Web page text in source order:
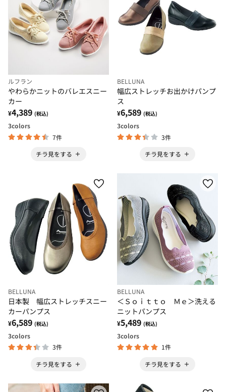
ルフラン
やわらかニットのバレエスニー
カー
¥4,389 (税込)
3colors
7件
チラ見をする
BELLUNA
幅広ストレッチお出かけパンプ
ス
¥6,589 (税込)
3colors
3件
チラ見をする
BELLUNA
日本製 幅広ストレッチスニー
カーパンプス
¥6,589 (税込)
3colors
3件
チラ見をする
BELLUNA
＜Ｓｏｉｔｔｏ Ｍｅ＞洗える
ニットパンプス
¥5,489 (税込)
3colors
1件
チラ見をする